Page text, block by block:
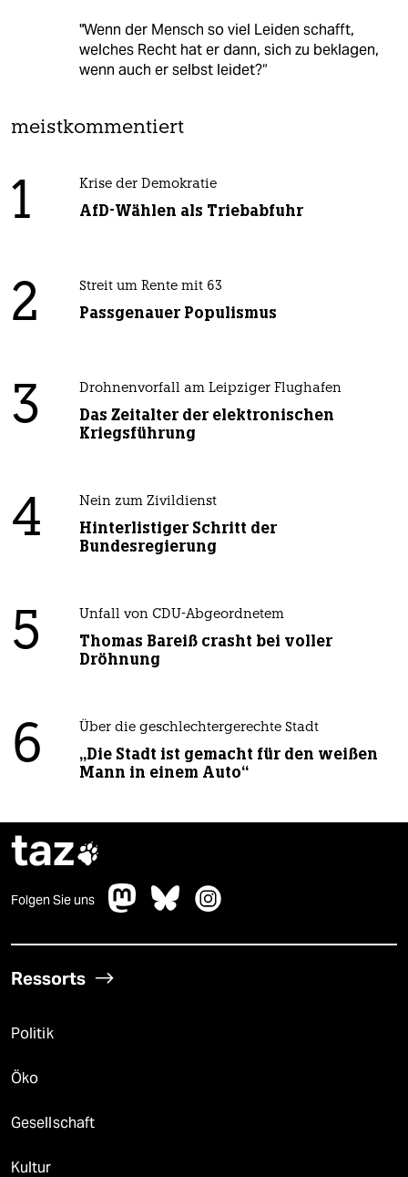
"Wenn der Mensch so viel Leiden schafft,
welches Recht hat er dann, sich zu beklagen,
wenn auch er selbst leidet?“
meistkommentiert
1 Krise der Demokratie
AfD-Wählen als Triebabfuhr
2 Streit um Rente mit 63
Passgenauer Populismus
3 Drohnenvorfall am Leipziger Flughafen
Das Zeitalter der elektronischen
Kriegsführung
4 Nein zum Zivildienst
Hinterlistiger Schritt der
Bundesregierung
5 Unfall von CDU-Abgeordnetem
Thomas Bareiß crasht bei voller
Dröhnung
6 Über die geschlechtergerechte Stadt
„Die Stadt ist gemacht für den weißen
Mann in einem Auto“
taz
Folgen Sie uns
Ressorts
Politik
Öko
Gesellschaft
Kultur